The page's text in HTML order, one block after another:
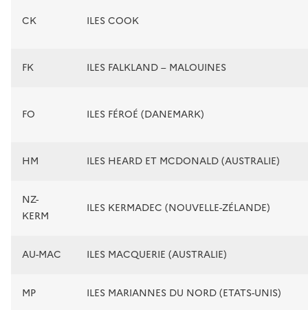
CK ILES COOK
FK ILES FALKLAND – MALOUINES
FO ILES FÉROÉ (DANEMARK)
HM ILES HEARD ET MCDONALD (AUSTRALIE)
NZ-
KERM
ILES KERMADEC (NOUVELLE-ZÉLANDE)
AU-MAC ILES MACQUERIE (AUSTRALIE)
MP ILES MARIANNES DU NORD (ETATS-UNIS)